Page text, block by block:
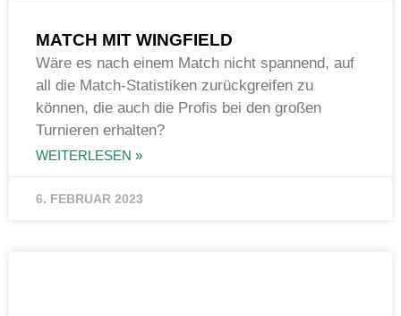
MATCH MIT WINGFIELD
Wäre es nach einem Match nicht spannend, auf
all die Match-Statistiken zurückgreifen zu
können, die auch die Profis bei den großen
Turnieren erhalten?
WEITERLESEN »
6. FEBRUAR 2023